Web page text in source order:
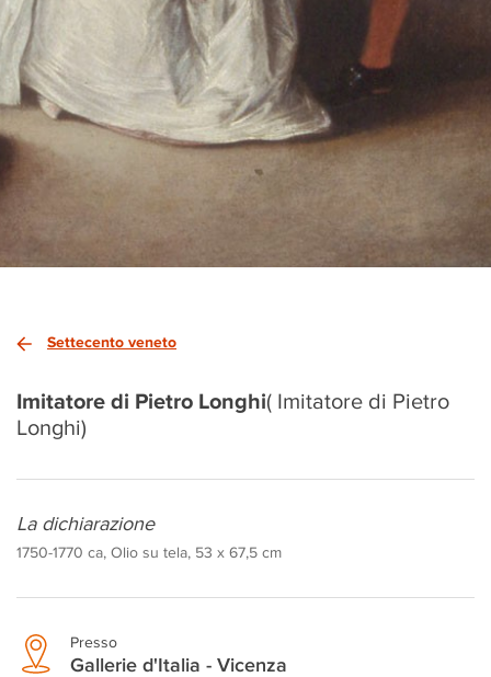
Settecento veneto
Imitatore di Pietro Longhi( Imitatore di Pietro
Longhi)
La dichiarazione
1750-1770 ca, Olio su tela, 53 x 67,5 cm
Presso
Gallerie d'Italia - Vicenza